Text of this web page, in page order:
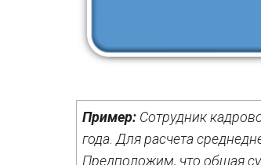
Пример: Сотрудник
года. Для расчета
Предположим, что общая